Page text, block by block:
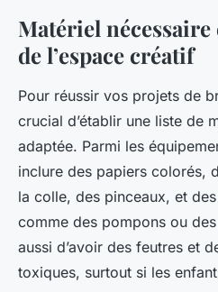
Matériel
de l’espace créatif
Pour réussir vos projets de
crucial d’établir une liste de
adaptée. Parmi les
inclure des papiers colorés,
la colle, des pinceaux, et
comme des pompons ou
aussi d’avoir des feutres et
toxiques, surtout si les